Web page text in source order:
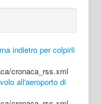
indietro per colpirli
cronaca_rss.xml
all'aeroporto di